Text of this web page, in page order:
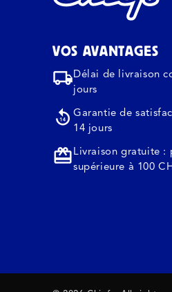
VOS AVANTAGES
Délai de livraison
jours
Garantie de
14 jours
Livraison gratuite :
supérieure à 100